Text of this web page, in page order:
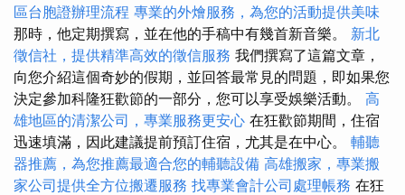
區台胞證辦理流程 專業的外燴服務，為您的活動提供美味
那時，他定期撰寫，並在他的手稿中有幾首新音樂。 新北
徵信社，提供精準高效的徵信服務 我們撰寫了這篇文章，
向您介紹這個奇妙的假期，並回答最常見的問題，即如果您
決定參加科隆狂歡節的一部分，您可以享受娛樂活動。 高
雄地區的清潔公司，專業服務更安心 在狂歡節期間，住宿
迅速填滿，因此建議提前預訂住宿，尤其是在中心。 輔聽
器推薦，為您推薦最適合您的輔聽設備 高雄搬家，專業搬
家公司提供全方位搬遷服務 找專業會計公司處理帳務 在狂